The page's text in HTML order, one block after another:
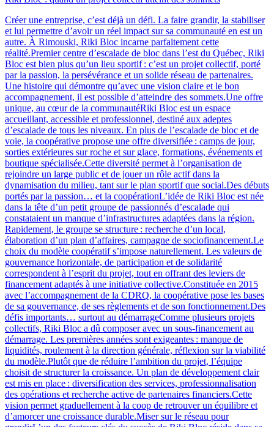
Créer une entreprise, c’est déjà un défi. La faire grandir, la stabiliser
et lui permettre d’avoir un réel impact sur sa communauté en est un
autre. À Rimouski, Riki Bloc incarne parfaitement cette
réalité.Premier centre d’escalade de bloc dans l’est du Québec, Riki
Bloc est bien plus qu’un lieu sportif : c’est un projet collectif, porté
par la passion, la persévérance et un solide réseau de partenaires.
Une histoire qui démontre qu’avec une vision claire et le bon
accompagnement, il est possible d’atteindre des sommets.Une offre
unique, au cœur de la communautéRiki Bloc est un espace
accueillant, accessible et professionnel, destiné aux adeptes
d’escalade de tous les niveaux. En plus de l’escalade de bloc et de
voie, la coopérative propose une offre diversifiée : camps de jour,
sorties extérieures sur roche et sur glace, formations, événements et
boutique spécialisée.Cette diversité permet à l’organisation de
rejoindre un large public et de jouer un rôle actif dans la
dynamisation du milieu, tant sur le plan sportif que social.Des débuts
portés par la passion… et la coopérationL’idée de Riki Bloc est née
dans la tête d’un petit groupe de passionnés d’escalade qui
constataient un manque d’infrastructures adaptées dans la région.
Rapidement, le groupe se structure : recherche d’un local,
élaboration d’un plan d’affaires, campagne de sociofinancement.Le
choix du modèle coopératif s’impose naturellement. Les valeurs de
gouvernance horizontale, de participation et de solidarité
correspondent à l’esprit du projet, tout en offrant des leviers de
financement adaptés à une initiative collective.Constituée en 2015
avec l’accompagnement de la CDRQ, la coopérative pose les bases
de sa gouvernance, de ses règlements et de son fonctionnement.Des
défis importants… surtout au démarrageComme plusieurs projets
collectifs, Riki Bloc a dû composer avec un sous-financement au
démarrage. Les premières années sont exigeantes : manque de
liquidités, roulement à la direction générale, réflexion sur la viabilité
du modèle.Plutôt que de réduire l’ambition du projet, l’équipe
choisit de structurer la croissance. Un plan de développement clair
est mis en place : diversification des services, professionnalisation
des opérations et recherche active de partenaires financiers.Cette
vision permet graduellement à la coop de retrouver un équilibre et
d’amorcer une croissance durable.Miser sur le réseau pour